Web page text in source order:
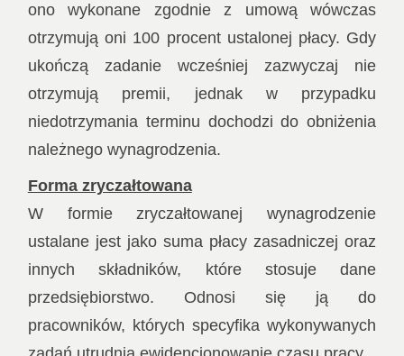
ono wykonane zgodnie z umową wówczas
otrzymują oni 100 procent ustalonej płacy. Gdy
ukończą zadanie wcześniej zazwyczaj nie
otrzymują premii, jednak w przypadku
niedotrzymania terminu dochodzi do obniżenia
należnego wynagrodzenia.
Forma zryczałtowana
W formie zryczałtowanej wynagrodzenie
ustalane jest jako suma płacy zasadniczej oraz
innych składników, które stosuje dane
przedsiębiorstwo. Odnosi się ją do
pracowników, których specyfika wykonywanych